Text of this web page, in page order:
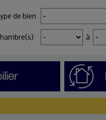
de bien
à